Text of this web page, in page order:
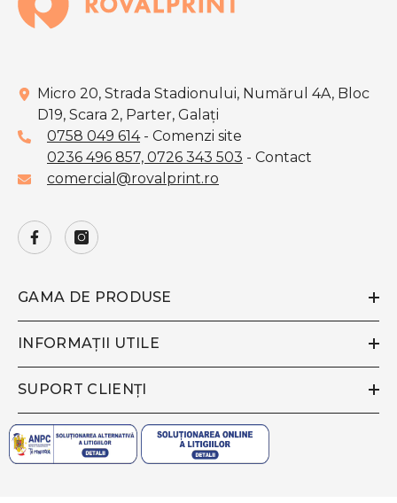
Micro 20, Strada Stadionului, Numărul 4A, Bloc
D19, Scara 2, Parter, Galaţi
0758 049 614- Comenzi site
0236 496 857, 0726 343 503 - Contact
comercial@rovalprint.ro
GAMA DE PRODUSE
INFORMAȚII UTILE
SUPORT CLIENȚI